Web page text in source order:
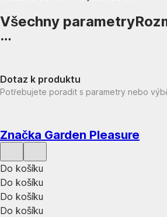
Všechny parametry
…
Dotaz k produktu
Potřebujete poradit s parametry nebo
Značka Garden Pleasure
Do košíku
Do košíku
Do košíku
Do košíku